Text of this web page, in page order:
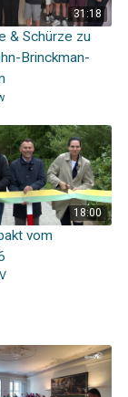
31:18
& Schürze zu
Brinckman-
18:00
vom